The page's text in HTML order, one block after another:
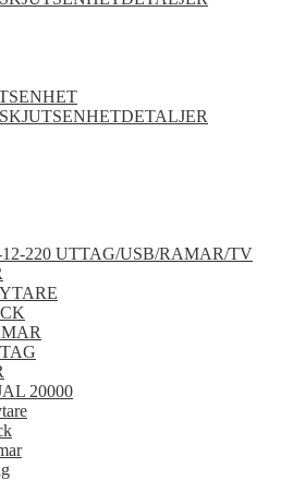
220 UTTAG/USB/RAMAR/TV
20000